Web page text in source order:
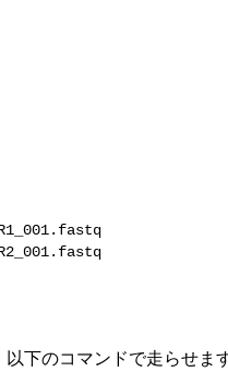
以下のコマンドで走らせま